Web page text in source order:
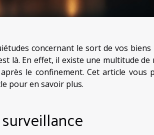
concernant le sort de vos biens
là. En effet, il existe une multitude de
le confinement. Cet article vous
pour en savoir plus.